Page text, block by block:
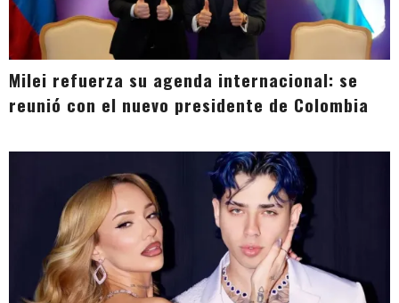
Milei refuerza su agenda internacional: se
reunió con el nuevo presidente de Colombia